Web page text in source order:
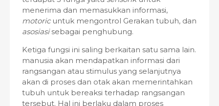
menerima dan memasukkan informasi,
motoric untuk mengontrol Gerakan tubuh, dan
asosiasisebagai penghubung.
Ketiga fungsi ini saling berkaitan satu sama lain.
manusia akan mendapatkan informasi dari
rangsangan atau stimulus yang selanjutnya
akan di proses dan otak akan memerintahkan
tubuh untuk bereaksi terhadap rangsangan
tersebut. Hal ini berlaku dalam proses